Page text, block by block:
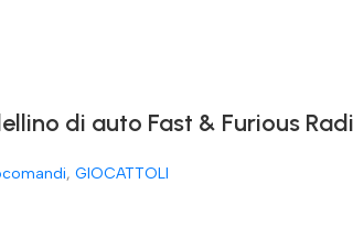
di auto Fast & Furious
, GIOCATTOLI